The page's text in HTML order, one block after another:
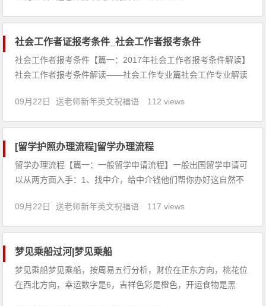
省下不少费用，然而每到一年的申请前期，留学生和家长都不免
社会工作者证报考条件_社会工作者报考条件
社会工作者报考条件【篇一：2017年社会工作者报考条件解读】
社会工作者报考条件解读——社会工作专业篇社会工作专业解读
作。它帮助社会上的贫困者、老弱者、身心残障者和其他弱势人
群；预防和解决部分因不良互动方式而产生的
09月22日 送老师新年英文祝福语 112 views
[留学护照办理流程]留学办理流程
留学办理流程【篇一：一般留学申请流程】一般出国留学申请可
以从两方面入手：1、找中介，给中介钱他们帮你办好这自然不
系学校。直接找学校分为，查询网站、从网站直接申请，一般网
站都附有申请流程表。下载填写完成联系学院提交申请流程。等
09月22日 送老师新年英文祝福语 117 views
梦见乘船过河|梦见乘船
梦见乘船梦见乘船，按周易五行分析，财位在正东方向，桃花位
在西北方向，幸运数字是6，吉祥色彩是橙色，开运食物是黑